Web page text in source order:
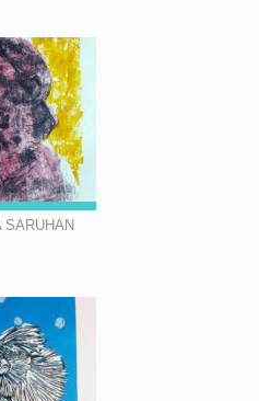
SARUHAN